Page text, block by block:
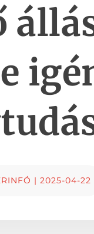
| 2025-04-22